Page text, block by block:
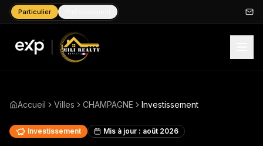
Particulier
Accueil Villes CHAMPAGNE Investissement
Investissement Mis à jour : août 2026